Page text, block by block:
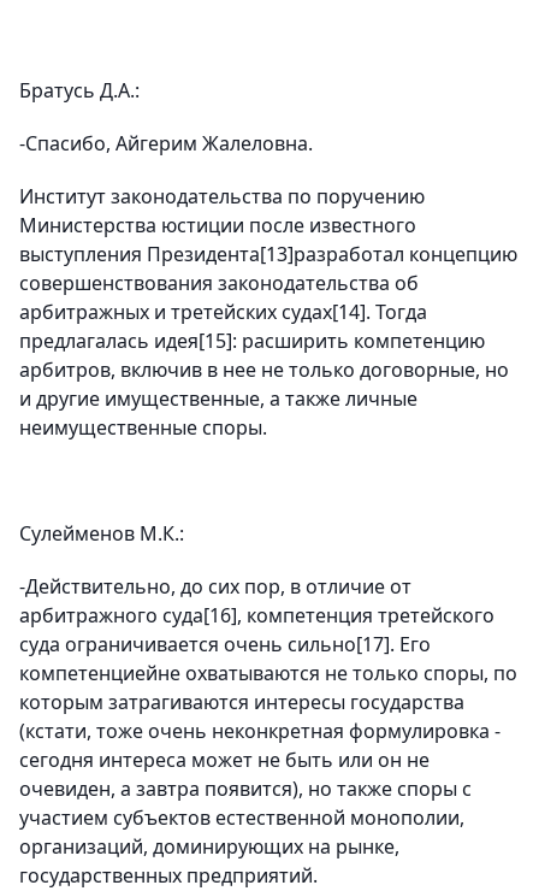
Братусь Д.А.:
-Спасибо, Айгерим Жалеловна.
Институт законодательства по поручению
Министерства юстиции после известного
выступления Президента[13]разработал концепцию
совершенствования законодательства об
арбитражных и третейских судах[14]. Тогда
предлагалась идея[15]: расширить компетенцию
арбитров, включив в нее не только договорные, но
и другие имущественные, а также личные
неимущественные споры.
Сулейменов М.К.:
-Действительно, до сих пор, в отличие от
арбитражного суда[16], компетенция третейского
суда ограничивается очень сильно[17]. Его
компетенциейне охватываются не только споры, по
которым затрагиваются интересы государства
(кстати, тоже очень неконкретная формулировка -
сегодня интереса может не быть или он не
очевиден, а завтра появится), но также споры с
участием субъектов естественной монополии,
организаций, доминирующих на рынке,
государственных предприятий.